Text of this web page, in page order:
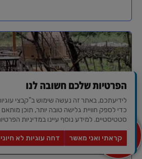
יקב סלומון
מקום
לאירוע?
הפרטיות שלכם חשובה לנו
כדי לספק חוויית גלישה טובה יותר, תוכן מותאם
סטטיסטיים. למידע נוסף עיינו במדיניות
קראתי ואני מאשר דחה עוגיות לא